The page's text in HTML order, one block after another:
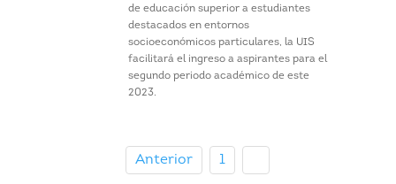
de educación superior a estudiantes
destacados en entornos
socioeconómicos particulares, la UIS
facilitará el ingreso a aspirantes para el
segundo periodo académico de este
2023.
Anterior 1